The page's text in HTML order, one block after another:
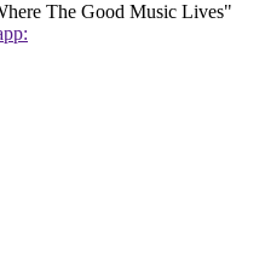
The Good Music Lives"